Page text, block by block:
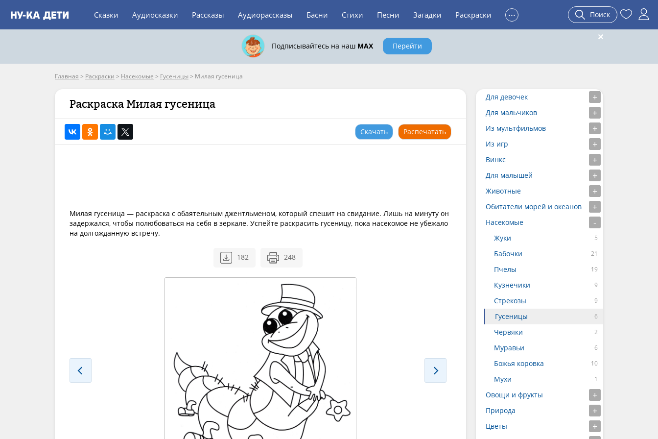
Сказки Аудиосказки Рассказы Аудиорассказы Басни Стихи Песни Загадки Раскраски ... Поиск
Подписывайтесь на наш MAX Перейти
Главная > Раскраски > Насекомые > Гусеницы > Милая гусеница
Раскраска Милая гусеница
Скачать Распечатать
Милая гусеница — раскраска с обаятельным джентльменом, который спешит на свидание. Лишь на минуту он
задержался, чтобы полюбоваться на себя в зеркале. Успейте раскрасить гусеницу, пока насекомое не убежало
на долгожданную встречу.
182 248
Для девочек
Для мальчиков
Из мультфильмов
Из игр
Винкс
Для малышей
Животные
Обитатели морей и океанов
Насекомые
Жуки
Бабочки
Пчелы
Кузнечики
Стрекозы
Гусеницы
Червяки
Муравьи
Божья коровка
Мухи
Овощи и фрукты
Природа
Цветы